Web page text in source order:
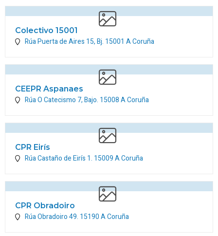
Colectivo 15001
Rúa Puerta de Aires 15, Bj. 15001 A Coruña
CEEPR Aspanaes
Rúa O Catecismo 7, Bajo. 15008A Coruña
CPR Eirís
Rúa Castaño de Eirís 1. 15009A Coruña
CPR Obradoiro
Rúa Obradoiro 49. 15190A Coruña